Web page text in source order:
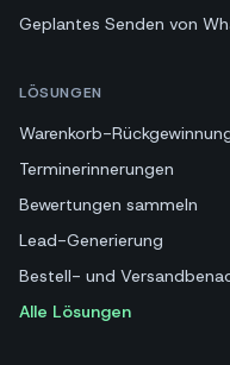
Geplantes Senden von
LÖSUNGEN
Warenkorb-
Terminerinnerungen
Bewertungen sammeln
Lead-Generierung
Bestell- und
Alle Lösungen